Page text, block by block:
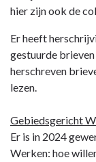
hier zijn ook de
Er heeft
gestuurde
herschreven
lezen.
Gebiedsgericht
Er is in 2024
Werken: hoe